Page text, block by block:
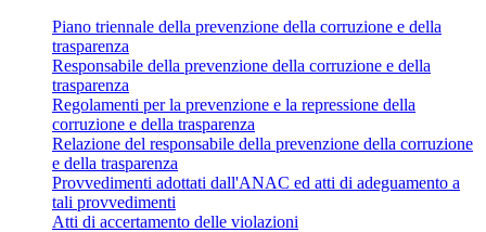
Piano triennale della prevenzione della corruzione e della
trasparenza
Responsabile della prevenzione della corruzione e della
trasparenza
Regolamenti per la prevenzione e la repressione della
corruzione e della trasparenza
Relazione del responsabile della prevenzione della corruzione
e della trasparenza
Provvedimenti adottati dall'ANAC ed atti di adeguamento a
tali provvedimenti
Atti di accertamento delle violazioni